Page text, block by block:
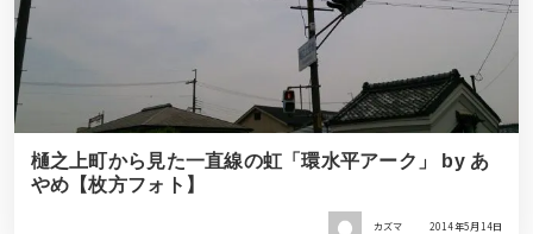
樋之上町から見た一直線の虹「環水平アーク」 by あ
やめ【枚方フォト】
カズマ 2014年5月14日